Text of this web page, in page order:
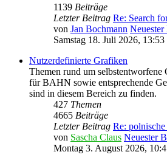
1139 Beiträge
Letzter Beitrag Re: Search
von Jan Bochmann Neuester
Samstag 18. Juli 2026, 13:53
Nutzerdefinierte Grafiken
Themen rund um selbstentworfene
für BAHN sowie entsprechende
sind in diesem Bereich zu finden.
427 Themen
4665 Beiträge
Letzter Beitrag Re:
von Sascha Claus Neuester
Montag 3. August 2026,